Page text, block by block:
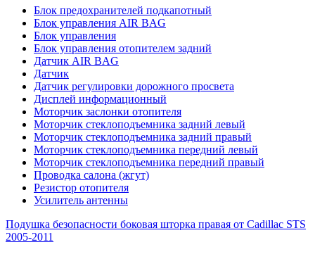
Блок предохранителей подкапотный
Блок управления AIR BAG
Блок управления
Блок управления отопителем задний
Датчик AIR BAG
Датчик
Датчик регулировки дорожного просвета
Дисплей информационный
Моторчик заслонки отопителя
Моторчик стеклоподъемника задний левый
Моторчик стеклоподъемника задний правый
Моторчик стеклоподъемника передний левый
Моторчик стеклоподъемника передний правый
Проводка салона (жгут)
Резистор отопителя
Усилитель антенны
Подушка безопасности боковая шторка правая от Cadillac STS
2005-2011